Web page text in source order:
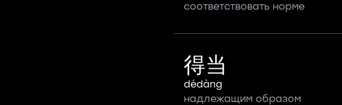
соответствовать норме
得当
dédàng
надлежащим образом